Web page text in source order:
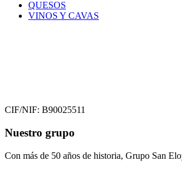
QUESOS
VINOS Y CAVAS
CIF/NIF: B90025511
Nuestro grupo
Con más de 50 años de historia, Grupo San